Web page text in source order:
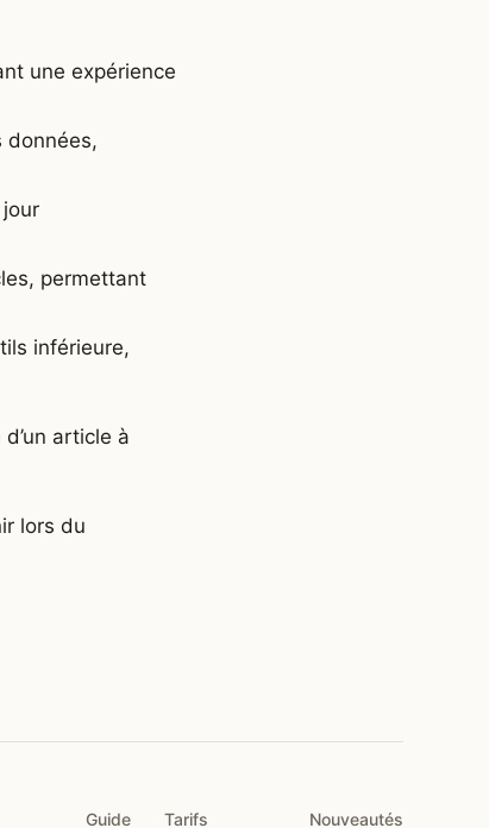
une expérience
données,
permettant
inférieure,
article à
lors du
Guide Tarifs Nouveautés